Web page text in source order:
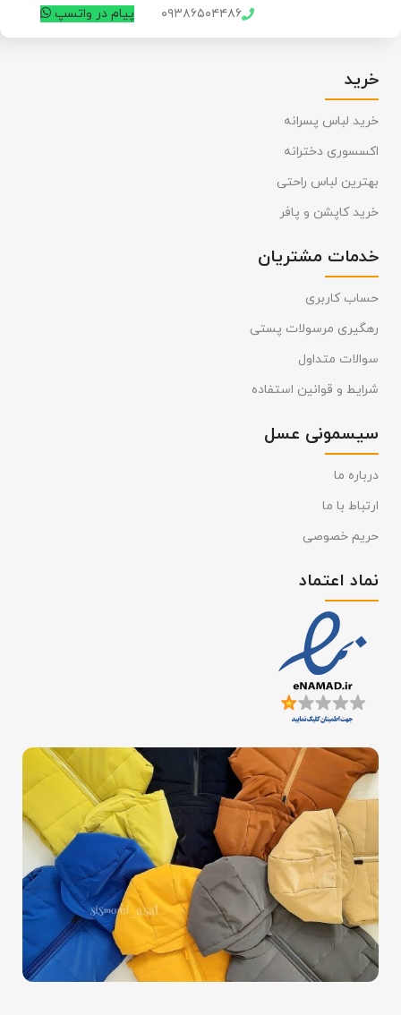
۰۹۳۸۶۵۰۴۴۸۶ پیام در واتسپ
خرید
خرید لباس پسرانه
اکسسوری دخترانه
بهترین لباس راحتی
خرید کاپشن و پافر
خدمات مشتریان
حساب کاربری
رهگیری مرسولات پستی
سوالات متداول
شرایط و قوانین استفاده
سیسمونی عسل
درباره ما
ارتباط با ما
حریم خصوصی
نماد اعتماد